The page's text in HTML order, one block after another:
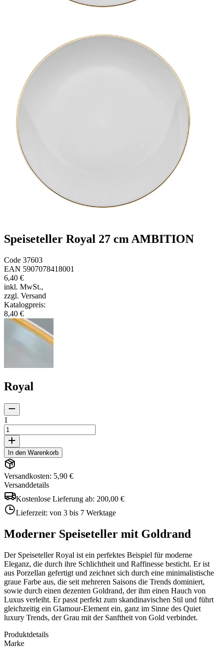
Speiseteller Royal 27 cm AMBITION
Code 37603
EAN 5907078418001
6,40 €
inkl. MwSt.,
zzgl. Versand
Katalogpreis:
8,40 €
Royal
1
In den Warenkorb
Versandkosten: 5,90 €
Versanddetails
Kostenlose Lieferung ab: 200,00 €
Lieferzeit: von 3 bis 7 Werktage
Moderner Speiseteller mit Goldrand
Der Speiseteller Royal ist ein perfektes Beispiel für moderne
Eleganz, die durch ihre Schlichtheit und Raffinesse besticht. Er ist
aus Porzellan gefertigt und zeichnet sich durch eine minimalistische
graue Farbe aus, die seit mehreren Saisons die Trends dominiert,
sowie durch einen dezenten Goldrand, der ihm einen Hauch von
Luxus verleiht. Er passt perfekt zum skandinavischen Stil und führt
gleichzeitig ein Glamour-Element ein, ganz im Sinne des Quiet
luxury Trends, der Grau mit der Sanftheit von Gold verbindet.
Produktdetails
Marke